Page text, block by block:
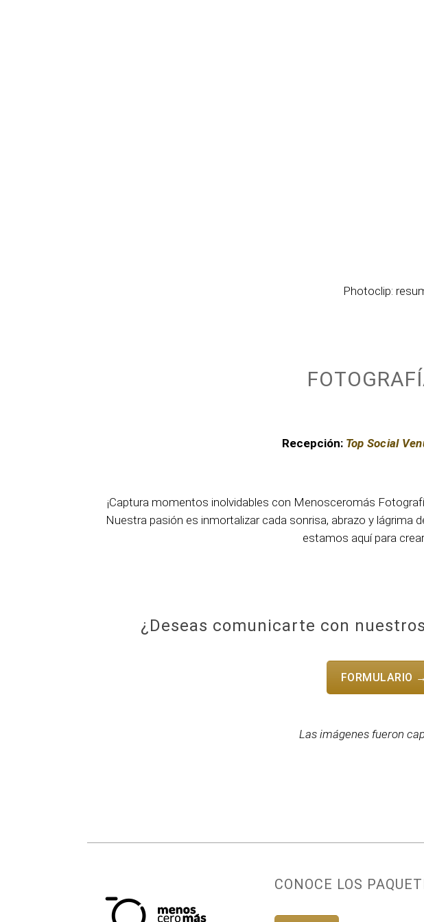
Photoclip:
Recepción: Top Social
¡Captura momentos inolvidables con Menosceromás
Nuestra pasión es inmortalizar cada sonrisa, abrazo y lágrima
estamos aquí para
¿Deseas comunicarte con
FORMULARIO →
Las imágenes fueron
CONOCE LOS